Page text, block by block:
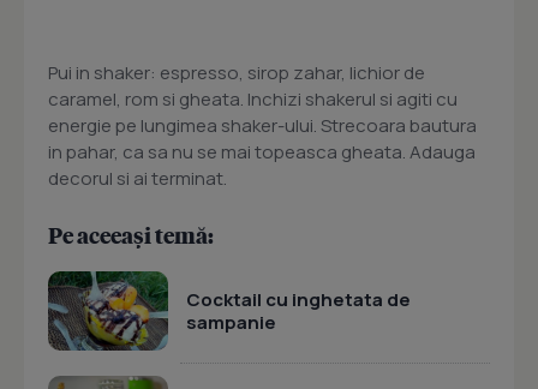
Pui in shaker: espresso, sirop zahar, lichior de
caramel, rom si gheata. Inchizi shakerul si agiti cu
energie pe lungimea shaker-ului. Strecoara bautura
in pahar, ca sa nu se mai topeasca gheata. Adauga
decorul si ai terminat.
Pe aceeași temă:
Cocktail cu inghetata de
sampanie